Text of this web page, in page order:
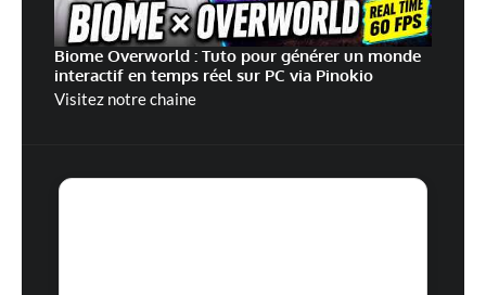
Biome Overworld : Tuto pour générer un monde
interactif en temps réel sur PC via Pinokio
Visitez notre chaine